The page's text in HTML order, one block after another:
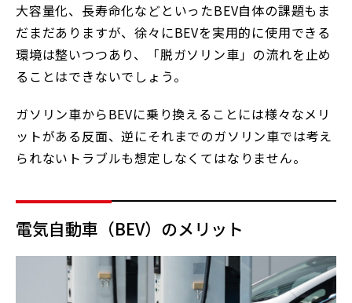
大容量化、長寿命化などといったBEV自体の課題もま
だまだありますが、徐々にBEVを実用的に使用できる
環境は整いつつあり、「脱ガソリン車」の流れを止め
ることはできないでしょう。
ガソリン車からBEVに乗り換えることには様々なメリ
ットがある反面、逆にそれまでのガソリン車では考え
られないトラブルも想定しなくてはなりません。
電気自動車（BEV）のメリット